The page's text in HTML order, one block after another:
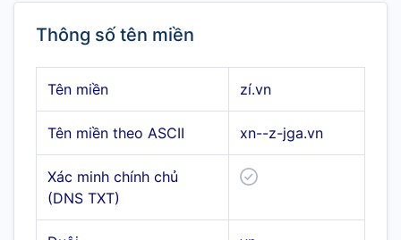
Thông số tên miền
Tên miền zí.vn
Tên miền theo ASCII xn--z-jga.vn
Xác minh chính chủ
(DNS TXT)